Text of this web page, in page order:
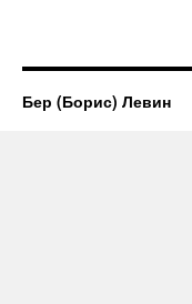
Бер (Борис) Левин